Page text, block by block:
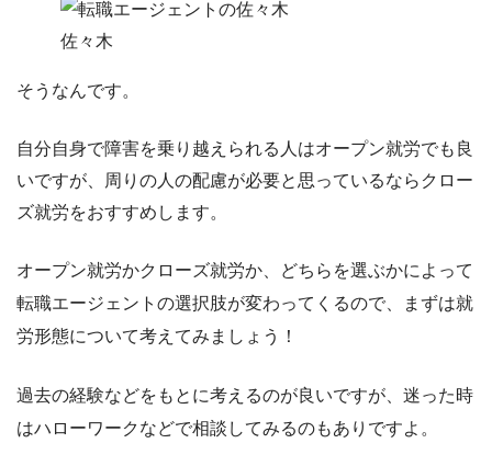
佐々木
そうなんです。
自分自身で障害を乗り越えられる人はオープン就労でも良
いですが、周りの人の配慮が必要と思っているならクロー
ズ就労をおすすめします。
オープン就労かクローズ就労か、どちらを選ぶかによって
転職エージェントの選択肢が変わってくるので、
まずは就
労形態について考えてみましょう！
過去の経験などをもとに考えるのが良いですが、迷った時
はハローワークなどで相談してみるのもありですよ。